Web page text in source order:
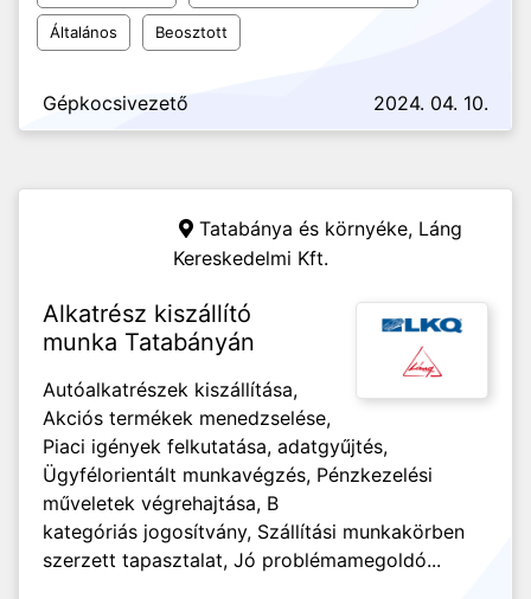
Általános Beosztott
Gépkocsivezető 2024. 04. 10.
Tatabánya és környéke, Láng
Kereskedelmi Kft.
Alkatrész kiszállító
munka Tatabányán
Autóalkatrészek kiszállítása,
Akciós termékek menedzselése,
Piaci igények felkutatása, adatgyűjtés,
Ügyfélorientált munkavégzés, Pénzkezelési
műveletek végrehajtása, B
kategóriás jogosítvány, Szállítási munkakörben
szerzett tapasztalat, Jó problémamegoldó...